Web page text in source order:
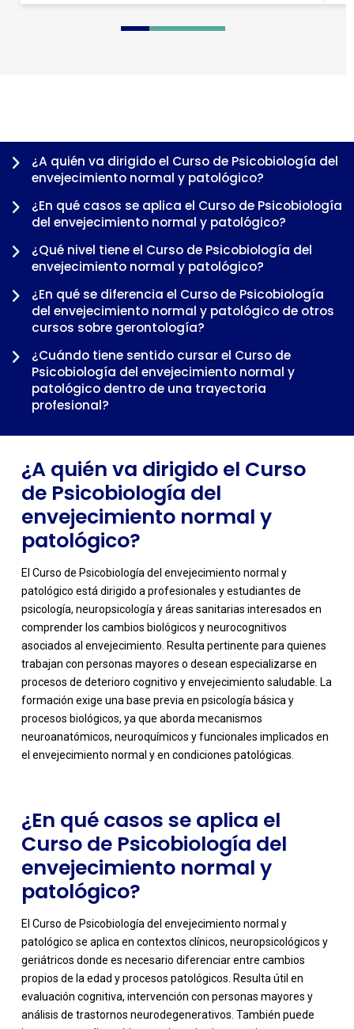
0 1 2 3 4 5 6 7 8
¿A quién va dirigido el Curso de Psicobiología del
envejecimiento normal y patológico?
¿En qué casos se aplica el Curso de Psicobiología
del envejecimiento normal y patológico?
¿Qué nivel tiene el Curso de Psicobiología del
envejecimiento normal y patológico?
¿En qué se diferencia el Curso de Psicobiología
del envejecimiento normal y patológico de otros
cursos sobre gerontología?
¿Cuándo tiene sentido cursar el Curso de
Psicobiología del envejecimiento normal y
patológico dentro de una trayectoria
profesional?
¿A quién va dirigido el Curso
de Psicobiología del
envejecimiento normal y
patológico?
El Curso de Psicobiología del envejecimiento normal y
patológico está dirigido a profesionales y estudiantes de
psicología, neuropsicología y áreas sanitarias interesados en
comprender los cambios biológicos y neurocognitivos
asociados al envejecimiento. Resulta pertinente para quienes
trabajan con personas mayores o desean especializarse en
procesos de deterioro cognitivo y envejecimiento saludable. La
formación exige una base previa en psicología básica y
procesos biológicos, ya que aborda mecanismos
neuroanatómicos, neuroquímicos y funcionales implicados en
el envejecimiento normal y en condiciones patológicas.
-
¿En qué casos se aplica el
Curso de Psicobiología del
envejecimiento normal y
patológico?
El Curso de Psicobiología del envejecimiento normal y
patológico se aplica en contextos clínicos, neuropsicológicos y
geriátricos donde es necesario diferenciar entre cambios
propios de la edad y procesos patológicos. Resulta útil en
evaluación cognitiva, intervención con personas mayores y
análisis de trastornos neurodegenerativos. También puede
-